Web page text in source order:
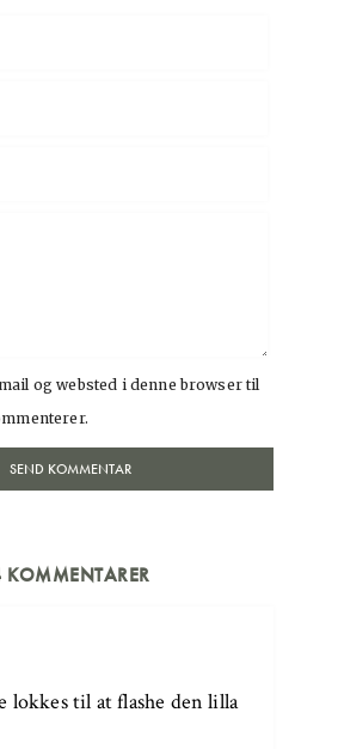
og websted i denne browser til
KOMMENTARER
lokkes til at flashe den lilla